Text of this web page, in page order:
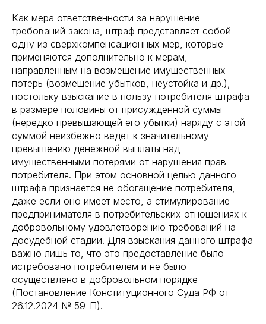
Как мера ответственности за нарушение
требований закона, штраф представляет собой
одну из сверхкомпенсационных мер, которые
применяются дополнительно к мерам,
направленным на возмещение имущественных
потерь (возмещение убытков, неустойка и др.),
постольку взыскание в пользу потребителя штрафа
в размере половины от присужденной суммы
(нередко превышающей его убытки) наряду с этой
суммой неизбежно ведет к значительному
превышению денежной выплаты над
имущественными потерями от нарушения прав
потребителя. При этом основной целью данного
штрафа признается не обогащение потребителя,
даже если оно имеет место, а стимулирование
предпринимателя в потребительских отношениях к
добровольному удовлетворению требований на
досудебной стадии. Для взыскания данного штрафа
важно лишь то, что это предоставление было
истребовано потребителем и не было
осуществлено в добровольном порядке
(Постановление Конституционного Суда РФ от
26.12.2024 № 59-П).